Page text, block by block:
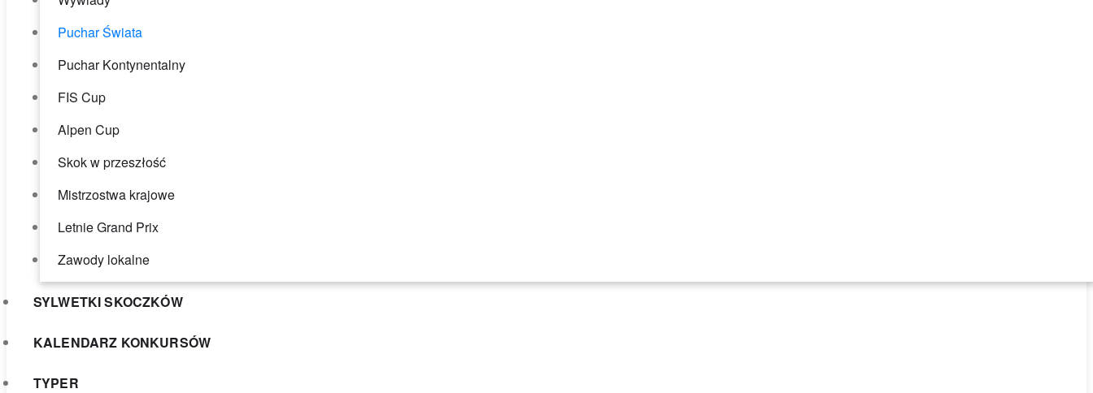
Puchar Świata
Puchar Kontynentalny
FIS Cup
Alpen Cup
Skok w przeszłość
Mistrzostwa krajowe
Letnie Grand Prix
Zawody lokalne
SYLWETKI SKOCZKÓW
KALENDARZ KONKURSÓW
TYPER